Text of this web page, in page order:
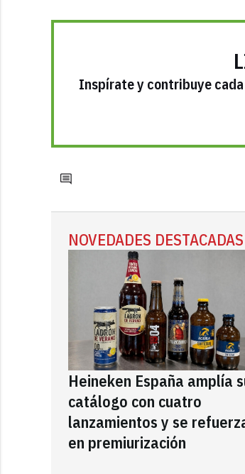
Inspírate y contribuye
NOVEDADES DESTACADAS
Heineken España amplía
catálogo con cuatro
lanzamientos y se
en premiurización